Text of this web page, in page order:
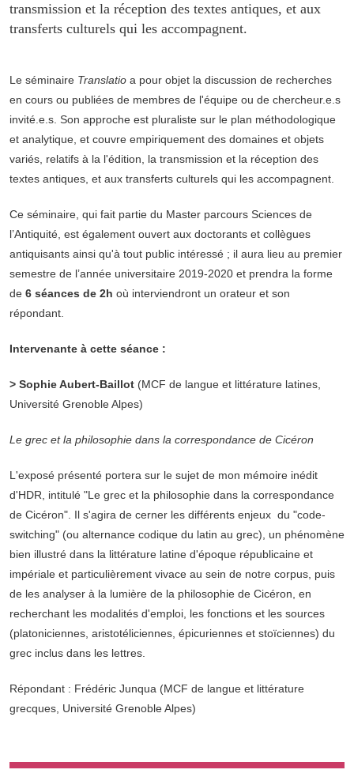
transmission et la réception des textes antiques, et aux
transferts culturels qui les accompagnent.
Le séminaire Translatio a pour objet la discussion de recherches
en cours ou publiées de membres de l'équipe ou de chercheur.e.s
invité.e.s. Son approche est pluraliste sur le plan méthodologique
et analytique, et couvre empiriquement des domaines et objets
variés, relatifs à la l'édition, la transmission et la réception des
textes antiques, et aux transferts culturels qui les accompagnent.
Ce séminaire, qui fait partie du Master parcours Sciences de
l’Antiquité, est également ouvert aux doctorants et collègues
antiquisants ainsi qu'à tout public intéressé ; il aura lieu au premier
semestre de l’année universitaire 2019-2020 et prendra la forme
de 6 séances de 2h où interviendront un orateur et son
répondant.
Intervenante à cette séance :
> Sophie Aubert-Baillot (MCF de langue et littérature latines,
Université Grenoble Alpes)
Le grec et la philosophie dans la correspondance de Cicéron
L'exposé présenté portera sur le sujet de mon mémoire inédit
d'HDR, intitulé "Le grec et la philosophie dans la correspondance
de Cicéron". Il s'agira de cerner les différents enjeux du "code-
switching" (ou alternance codique du latin au grec), un phénomène
bien illustré dans la littérature latine d'époque républicaine et
impériale et particulièrement vivace au sein de notre corpus, puis
de les analyser à la lumière de la philosophie de Cicéron, en
recherchant les modalités d'emploi, les fonctions et les sources
(platoniciennes, aristotéliciennes, épicuriennes et stoïciennes) du
grec inclus dans les lettres.
Répondant : Frédéric Junqua (MCF de langue et littérature
grecques, Université Grenoble Alpes)